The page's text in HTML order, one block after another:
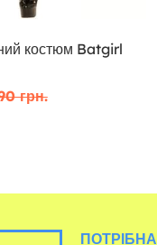
костюм Batgirl
грн.
ПОТРІБНА